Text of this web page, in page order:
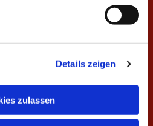
Details zeigen
zulassen